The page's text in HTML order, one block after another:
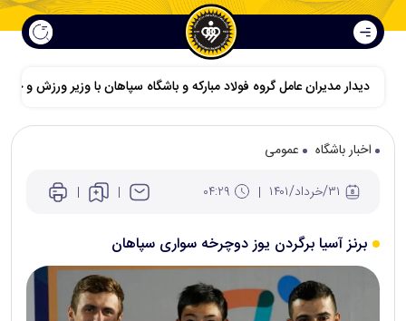
دیدار مدیران عامل گروه فولاد مبارکه و باشگاه سپاهان با وزیر ورزش و
اخبار باشگاه
عمومی
برنز آسیا برگردن یوز دوچرخه سواری سپاهان